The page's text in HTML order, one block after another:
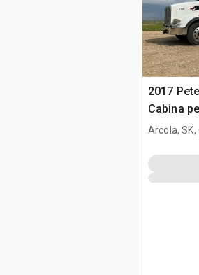
2017
Cabina
Arcola, SK,